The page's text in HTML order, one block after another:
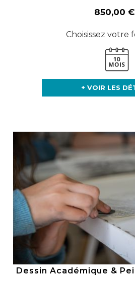
850,00 €
Choisissez votre
+ VOIR LES
Dessin Académique &